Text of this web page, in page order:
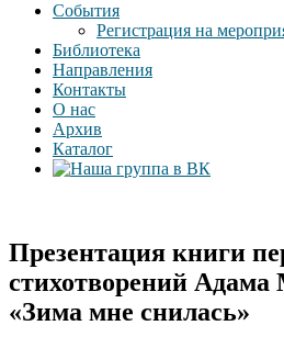
События
Регистрация на
Библиотека
Направления
Контакты
О нас
Архив
Каталог
Презентация книги
стихотворений
«Зима мне снилась»